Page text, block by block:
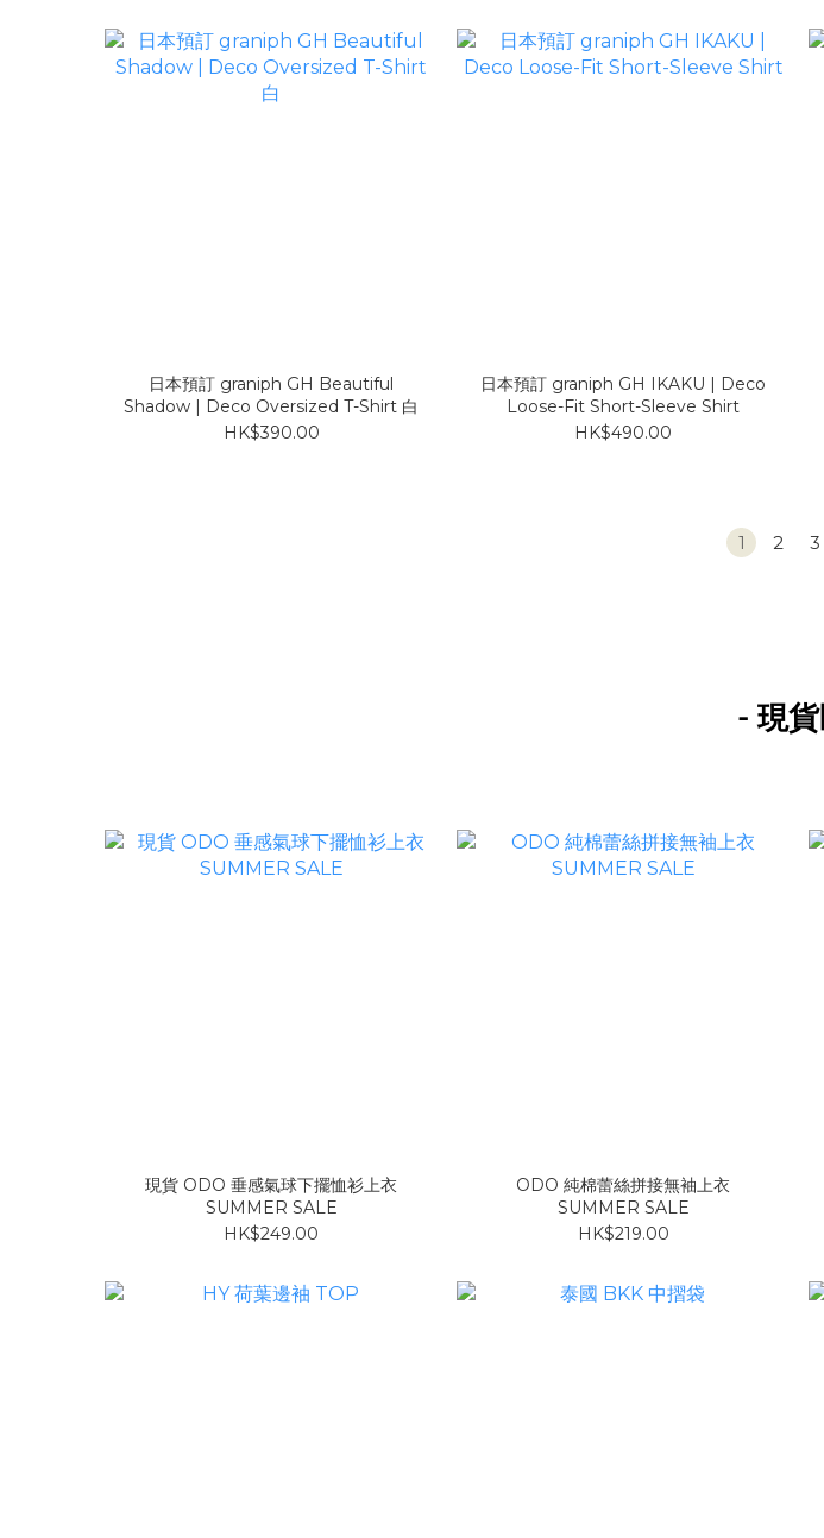
日本預訂 graniph GH Beautiful
Shadow | Deco Oversized T-Shirt 白
HK$390.00
日本預訂 graniph GH IKAKU | Deco
Loose-Fit Short-Sleeve Shirt
HK$490.00
1 2 3
-現貨
現貨 ODO 垂感氣球下擺恤衫上衣
SUMMER SALE
HK$249.00
ODO 純棉蕾絲拼接無袖上衣
SUMMER SALE
HK$219.00